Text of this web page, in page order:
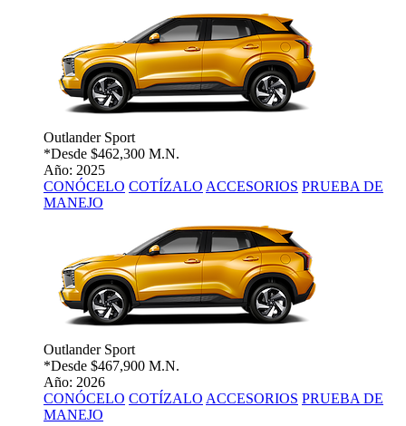
Outlander Sport
*Desde $462,300 M.N.
Año: 2025
CONÓCELO COTÍZALO ACCESORIOS PRUEBA DE
MANEJO
Outlander Sport
*Desde $467,900 M.N.
Año: 2026
CONÓCELO COTÍZALO ACCESORIOS PRUEBA DE
MANEJO